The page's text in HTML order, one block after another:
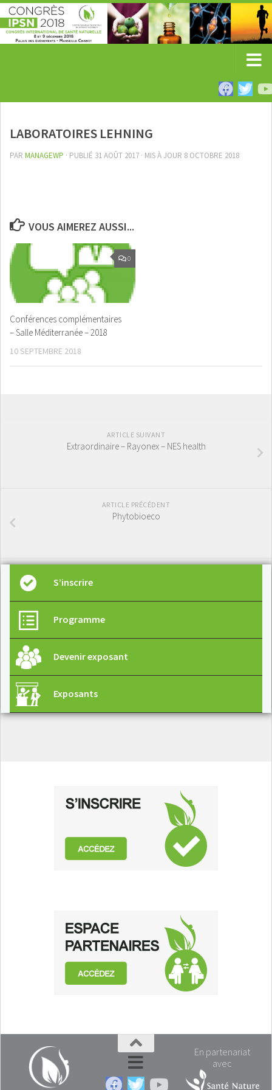
LABORATOIRES LEHNING
PAR MANAGEWP · PUBLIÉ 31 AOÛT 2017 · MIS À JOUR 8 OCTOBRE 2018
VOUS AIMEREZ AUSSI...
0
Conférences complémentaires
– Salle Méditerranée – 2018
10 SEPTEMBRE 2018
ARTICLE SUIVANT
Extraordinaire – Rayonex – NES health
ARTICLE PRÉCÉDENT
Phytobioeco
S’inscrire
Programme
Devenir exposant
Exposants
En partenariat
avec